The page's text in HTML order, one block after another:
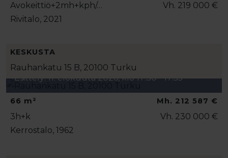
Avokeittiö+2mh+kph/…
Rivitalo, 2021
Vh. 219 000 €
KESKUSTA
Rauhankatu 15 B, 20100 Turku
Esittely: 11. elokuuta 2026, klo 17:30 - 17:55
66 m²
3h+k
Kerrostalo, 1962
Mh. 212 587 €
Vh. 230 000 €